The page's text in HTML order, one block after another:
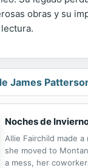
obras y su
James
Noches de
Allie Fairchild made
she moved to
a mess, her